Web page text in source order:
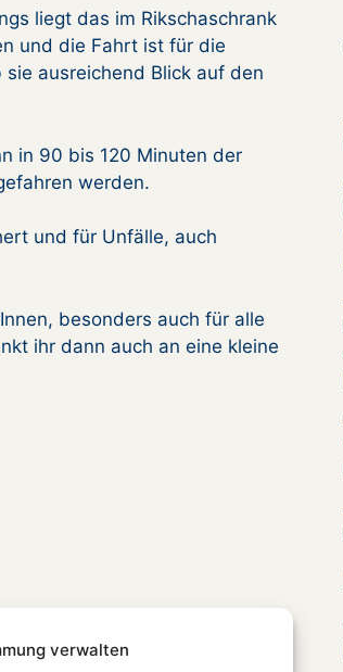
verwalten
liegt das im Rikschaschrank
und die Fahrt ist für die
ausreichend Blick auf den
in 90 bis 120 Minuten der
werden.
und für Unfälle, auch
besonders auch für alle
ihr dann auch an eine kleine